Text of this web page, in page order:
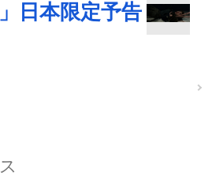
日本限定予告